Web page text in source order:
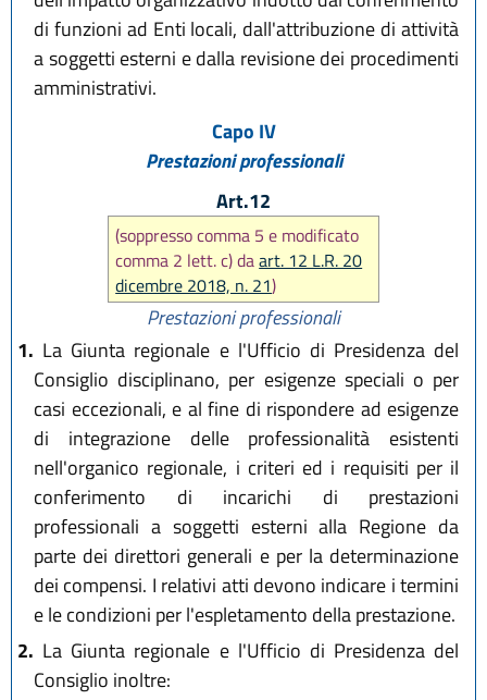
di funzioni ad Enti locali, dall'attribuzione di attività
a soggetti esterni e dalla revisione dei procedimenti
amministrativi.
Capo IV
Prestazioni professionali
Art.12
(soppresso comma 5 e modificato
comma 2 lett. c) daart. 12 L.R. 20
dicembre 2018, n. 21)
Prestazioni professionali
1. La Giunta regionale e l'Ufficio di Presidenza del
Consiglio disciplinano, per esigenze speciali o per
casi eccezionali, e al fine di rispondere ad esigenze
di integrazione delle professionalità esistenti
nell'organico regionale, i criteri ed i requisiti per il
conferimento di incarichi di prestazioni
professionali a soggetti esterni alla Regione da
parte dei direttori generali e per la determinazione
dei compensi. I relativi atti devono indicare i termini
e le condizioni per l'espletamento della prestazione.
2. La Giunta regionale e l'Ufficio di Presidenza del
Consiglio inoltre: